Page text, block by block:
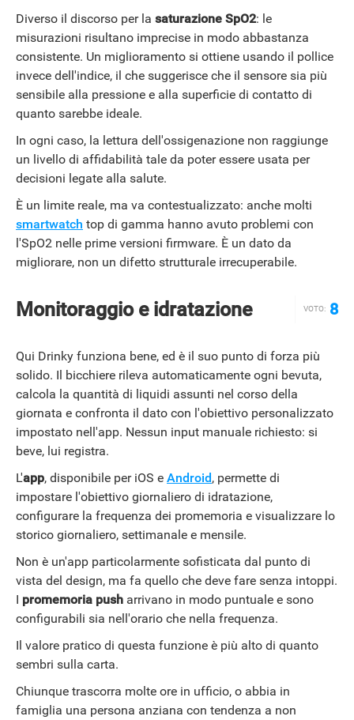
Diverso il discorso per la saturazione SpO2: le
misurazioni risultano imprecise in modo abbastanza
consistente. Un miglioramento si ottiene usando il pollice
invece dell'indice, il che suggerisce che il sensore sia più
sensibile alla pressione e alla superficie di contatto di
quanto sarebbe ideale.
In ogni caso, la lettura dell'ossigenazione non raggiunge
un livello di affidabilità tale da poter essere usata per
decisioni legate alla salute.
È un limite reale, ma va contestualizzato: anche molti
smartwatch top di gamma hanno avuto problemi con
l'SpO2 nelle prime versioni firmware. È un dato da
migliorare, non un difetto strutturale irrecuperabile.
Monitoraggio e idratazione VOTO: 8
Qui Drinky funziona bene, ed è il suo punto di forza più
solido. Il bicchiere rileva automaticamente ogni bevuta,
calcola la quantità di liquidi assunti nel corso della
giornata e confronta il dato con l'obiettivo personalizzato
impostato nell'app. Nessun input manuale richiesto: si
beve, lui registra.
L'app, disponibile per iOS e Android, permette di
impostare l'obiettivo giornaliero di idratazione,
configurare la frequenza dei promemoria e visualizzare lo
storico giornaliero, settimanale e mensile.
Non è un'app particolarmente sofisticata dal punto di
vista del design, ma fa quello che deve fare senza intoppi.
I promemoria push arrivano in modo puntuale e sono
configurabili sia nell'orario che nella frequenza.
Il valore pratico di questa funzione è più alto di quanto
sembri sulla carta.
Chiunque trascorra molte ore in ufficio, o abbia in
famiglia una persona anziana con tendenza a non